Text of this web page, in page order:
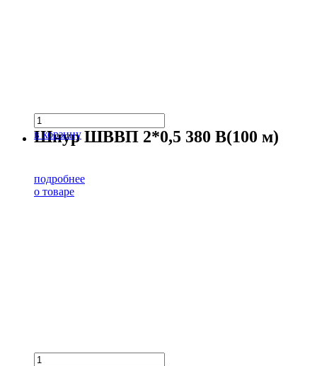
в корзину
Шнур ШВВП 2*0,5 380 В(100 м)
подробнее
о товаре